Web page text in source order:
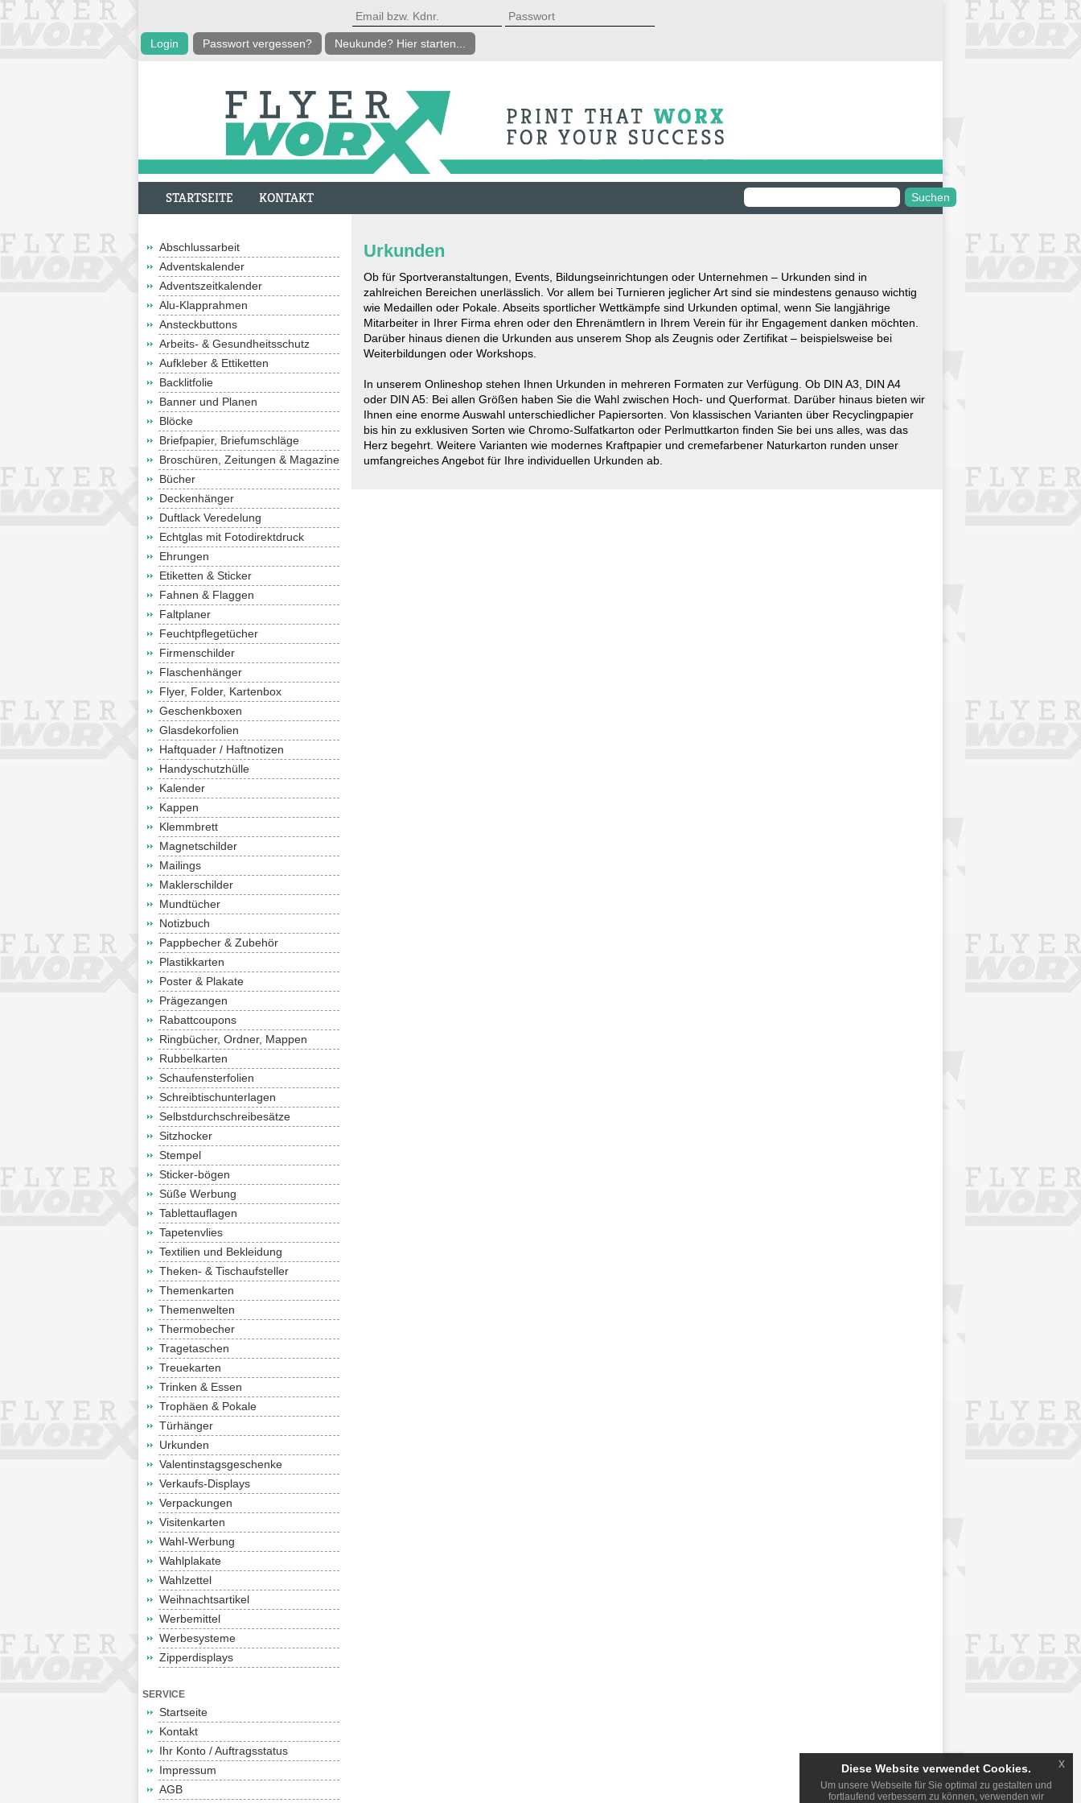
Passwort vergessen? Neukunde? Hier starten...
STARTSEITE KONTAKT
Abschlussarbeit
Adventskalender
Adventszeitkalender
Alu-Klapprahmen
Ansteckbuttons
Arbeits- & Gesundheitsschutz
Aufkleber & Ettiketten
Backlitfolie
Banner und Planen
Blöcke
Briefpapier, Briefumschläge
Broschüren, Zeitungen & Magazine
Bücher
Deckenhänger
Duftlack Veredelung
Echtglas mit Fotodirektdruck
Ehrungen
Etiketten & Sticker
Fahnen & Flaggen
Faltplaner
Feuchtpflegetücher
Firmenschilder
Flaschenhänger
Flyer, Folder, Kartenbox
Geschenkboxen
Glasdekorfolien
Haftquader / Haftnotizen
Handyschutzhülle
Kalender
Kappen
Klemmbrett
Magnetschilder
Mailings
Maklerschilder
Mundtücher
Notizbuch
Pappbecher & Zubehör
Plastikkarten
Poster & Plakate
Prägezangen
Rabattcoupons
Ringbücher, Ordner, Mappen
Rubbelkarten
Schaufensterfolien
Schreibtischunterlagen
Selbstdurchschreibesätze
Sitzhocker
Stempel
Sticker-bögen
Süße Werbung
Tablettauflagen
Tapetenvlies
Textilien und Bekleidung
Theken- & Tischaufsteller
Themenkarten
Themenwelten
Thermobecher
Tragetaschen
Treuekarten
Trinken & Essen
Trophäen & Pokale
Türhänger
Urkunden
Valentinstagsgeschenke
Verkaufs-Displays
Verpackungen
Visitenkarten
Wahl-Werbung
Wahlplakate
Wahlzettel
Weihnachtsartikel
Werbemittel
Werbesysteme
Zipperdisplays
SERVICE
Startseite
Kontakt
Ihr Konto / Auftragsstatus
Impressum
AGB
Urkunden
Ob für Sportveranstaltungen, Events, Bildungseinrichtungen oder Unternehmen – Urkunden sind in
zahlreichen Bereichen unerlässlich. Vor allem bei Turnieren jeglicher Art sind sie mindestens genauso wichtig
wie Medaillen oder Pokale. Abseits sportlicher Wettkämpfe sind Urkunden optimal, wenn Sie langjährige
Mitarbeiter in Ihrer Firma ehren oder den Ehrenämtlern in Ihrem Verein für ihr Engagement danken möchten.
Darüber hinaus dienen die Urkunden aus unserem Shop als Zeugnis oder Zertifikat – beispielsweise bei
Weiterbildungen oder Workshops.
In unserem Onlineshop stehen Ihnen Urkunden in mehreren Formaten zur Verfügung. Ob DIN A3, DIN A4
oder DIN A5: Bei allen Größen haben Sie die Wahl zwischen Hoch- und Querformat. Darüber hinaus bieten wir
Ihnen eine enorme Auswahl unterschiedlicher Papiersorten. Von klassischen Varianten über Recyclingpapier
bis hin zu exklusiven Sorten wie Chromo-Sulfatkarton oder Perlmuttkarton finden Sie bei uns alles, was das
Herz begehrt. Weitere Varianten wie modernes Kraftpapier und cremefarbener Naturkarton runden unser
umfangreiches Angebot für Ihre individuellen Urkunden ab.
Diese Website verwendet Cookies.
Um unsere Webseite für Sie optimal zu gestalten und
fortlaufend verbessern zu können, verwenden wir
x